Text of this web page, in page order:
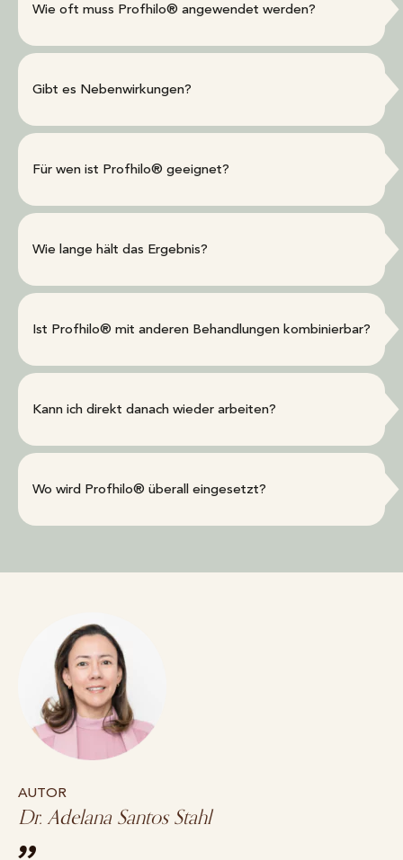
Wie oft muss Profhilo® angewendet werden?
Gibt es Nebenwirkungen?
Für wen ist Profhilo® geeignet?
Wie lange hält das Ergebnis?
Ist Profhilo® mit anderen Behandlungen kombinierbar?
Kann ich direkt danach wieder arbeiten?
Wo wird Profhilo® überall eingesetzt?
AUTOR
Dr. Adelana Santos Stahl